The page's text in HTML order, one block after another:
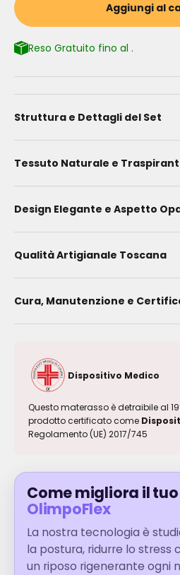
Aggiungi al
Reso Gratuito fino al .
Struttura e Dettagli del Set
Tessuto Naturale e
Design Elegante e Aspetto
Qualità Artigianale Toscana
Cura, Manutenzione e
Dispositivo Medico
Questo materasso è detraibile al
prodotto certificato come
Regolamento (UE) 2017/745
Come migliora il
OlimpoFlex
La nostra tecnologia è
la postura, ridurre lo stress
un riposo rigenerante ogni